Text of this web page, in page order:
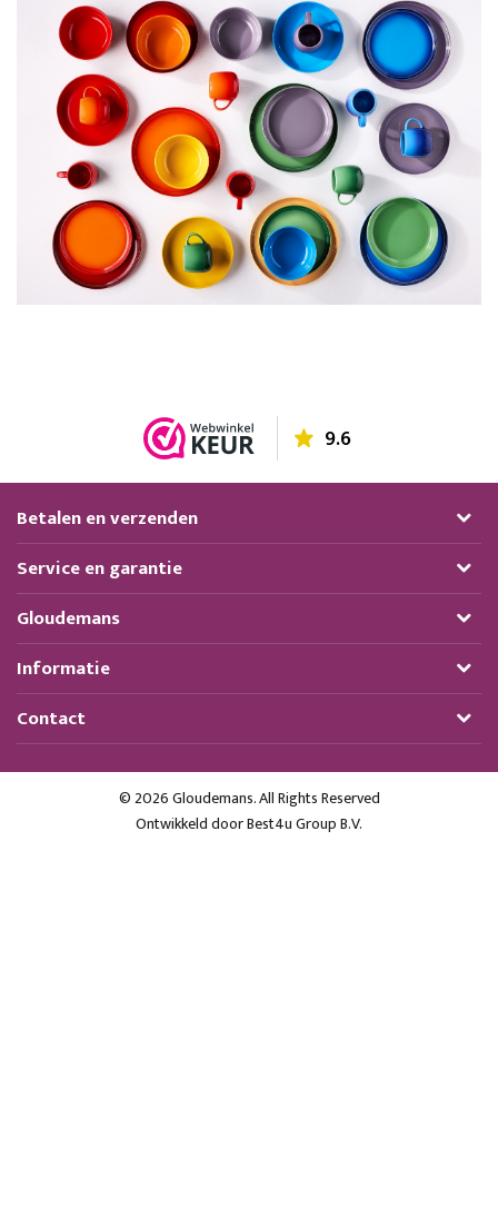
9.6
Betalen en verzenden
Service en garantie
Gloudemans
Informatie
Contact
© 2026 Gloudemans. All Rights Reserved
Ontwikkeld doorBest4u Group B.V.